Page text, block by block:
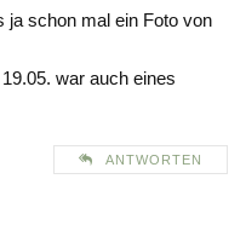
ja schon mal ein Foto von
war auch eines
ANTWORTEN